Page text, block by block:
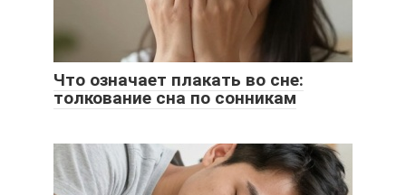
Что означает плакать во сне:
толкование сна по сонникам